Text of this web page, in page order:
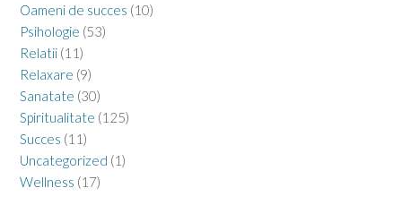
Oameni de succes (10)
Psihologie (53)
Relatii (11)
Relaxare (9)
Sanatate (30)
Spiritualitate (125)
Succes (11)
Uncategorized (1)
Wellness (17)